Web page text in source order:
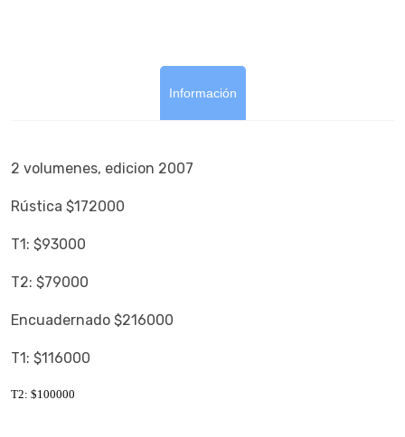
Información
2 volumenes, edicion 2007
Rústica $172000
T1: $93000
T2: $79000
Encuadernado $216000
T1: $116000
T2: $100000